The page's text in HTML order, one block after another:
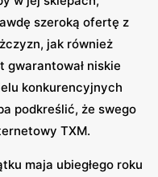
szeroką ofertę z
jak również
gwarantował niskie
konkurencyjnych
podkreślić, że swego
TXM.
maja ubiegłego roku